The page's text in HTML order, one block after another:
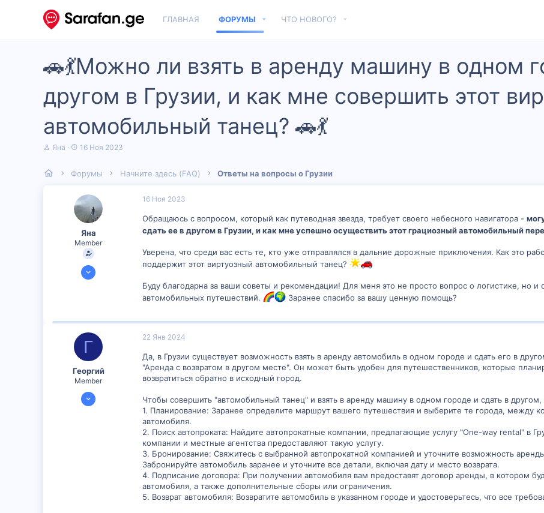
ГЛАВНАЯ ФОРУМЫ ЧТО НОВОГО?
🚗💃Можно ли взять в аренду машину в одном
другом в Грузии, и как мне совершить этот
автомобильный танец? 🚗💃
А
о
Яна
Д
а
а
ч
л
а
16 Ноя 2023
Форумы Начните здесь (FAQ) Ответы на вопросы о Грузии
Яна
Member
14 Ноя 2023
16 Ноя 2023
Обращаюсь с вопросом, который как путеводная звезда, требует своего небесного навигатора -
сдать ее в другом в Грузии, и как мне успешно осуществить этот грациозный автомобильный
Уверена, что среди вас есть те, кто уже отправлялся в дальние дорожные приключения. Как это
поддержит этот виртуозный автомобильный танец?
Буду благодарна за ваши советы и рекомендации! Для меня это не просто вопрос о логистике, но и
автомобильных путешествий.
Заранее спасибо за вашу ценную помощь?
Г
Георгий
Member
16 Янв 2024
22 Янв 2024
Да, в Грузии существует возможность взять в аренду автомобиль в одном городе и сдать его в
"Аренда с возвратом в другом месте". Он может быть удобен для путешественников, которые
возвратиться обратно в исходный город.
Чтобы совершить "автомобильный танец" и взять в аренду машину в одном городе и сдать в
1. Планирование: Заранее определите маршрут вашего путешествия и выберите те города, между
автомобиля.
2. Поиск автопроката: Найдите автопрокатные компании, предлагающие услугу "One-way rental" в
компании и местные агентства предоставляют такую услугу.
3. Бронирование: Свяжитесь с выбранной автопрокатной компанией и уточните возможность
Забронируйте автомобиль заранее и уточните все детали, включая дату и место возврата.
4. Подписание договора: При получении автомобиля вам предоставят договор аренды, в котором
автомобиля, а также дополнительные сборы или ограничения.
5. Возврат автомобиля: Возвратите автомобиль в указанном городе и удостоверьтесь, что все